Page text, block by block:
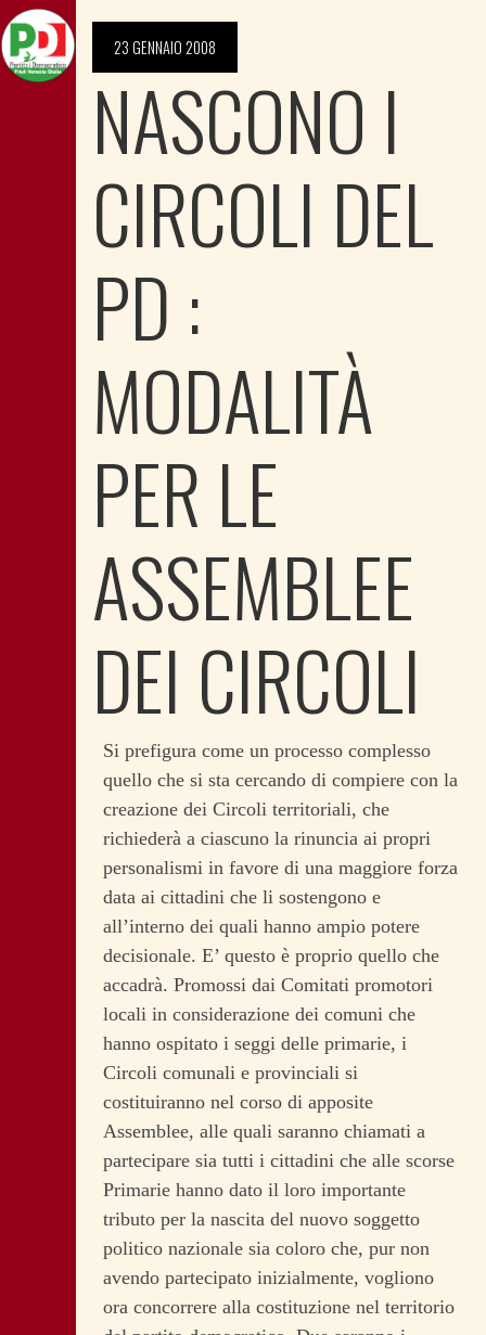
23 GENNAIO 2008
NASCONO I
CIRCOLI DEL
PD :
MODALITÀ
PER LE
ASSEMBLEE
DEI CIRCOLI
Si prefigura come un processo complesso
quello che si sta cercando di compiere con la
creazione dei Circoli territoriali, che
richiederà a ciascuno la rinuncia ai propri
personalismi in favore di una maggiore forza
data ai cittadini che li sostengono e
all’interno dei quali hanno ampio potere
decisionale. E’ questo è proprio quello che
accadrà. Promossi dai Comitati promotori
locali in considerazione dei comuni che
hanno ospitato i seggi delle primarie, i
Circoli comunali e provinciali si
costituiranno nel corso di apposite
Assemblee, alle quali saranno chiamati a
partecipare sia tutti i cittadini che alle scorse
Primarie hanno dato il loro importante
tributo per la nascita del nuovo soggetto
politico nazionale sia coloro che, pur non
avendo partecipato inizialmente, vogliono
ora concorrere alla costituzione nel territorio